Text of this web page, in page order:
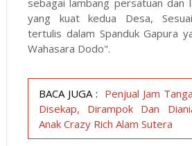
sebagai lambang persatuan dan
yang kuat kedua Desa,
tertulis dalam Spanduk Gapura
Wahasara Dodo".
BACA JUGA : Penjual Jam
Disekap, Dirampok Dan
Anak Crazy Rich Alam Sutera